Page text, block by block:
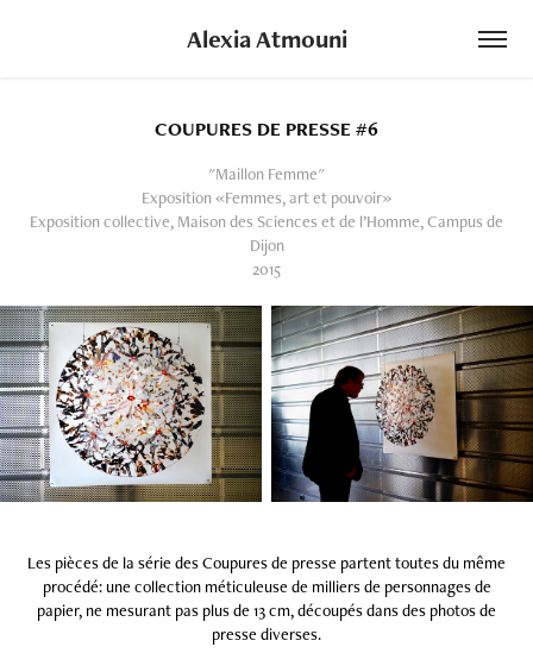
Alexia Atmouni
COUPURES DE PRESSE #6
"Maillon Femme"
Exposition «Femmes, art et pouvoir»
Exposition collective, Maison des Sciences et de l’Homme, Campus de
Dijon
2015
Les pièces de la série des Coupures de presse partent toutes du même
procédé: une collection méticuleuse de milliers de personnages de
papier, ne mesurant pas plus de 13 cm, découpés dans des photos de
presse diverses.